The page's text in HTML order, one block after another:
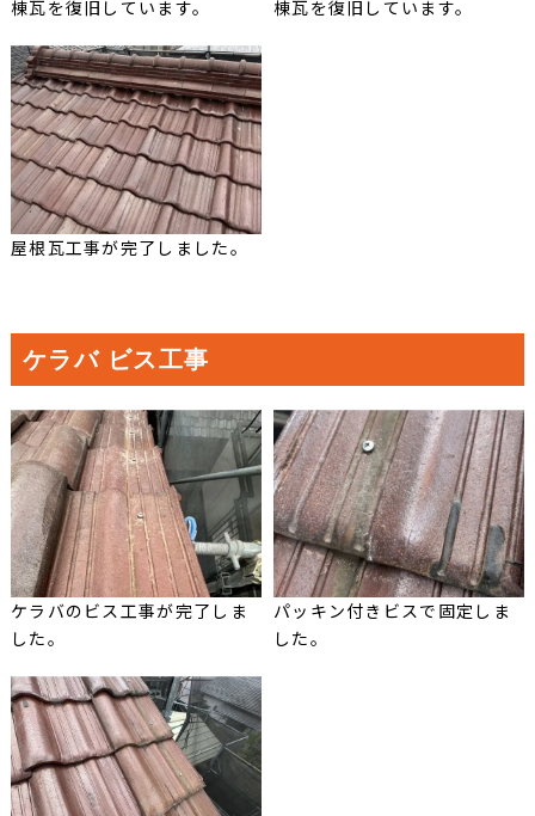
棟瓦を復旧しています。 棟瓦を復旧しています。
屋根瓦工事が完了しました。
ケラバ ビス工事
ケラバのビス工事が完了しま
した。
パッキン付きビスで固定しま
した。